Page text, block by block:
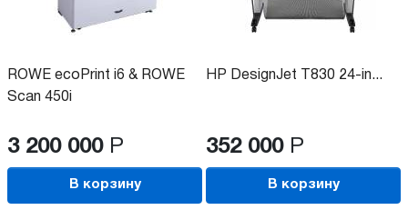
ROWE ecoPrint i6 & ROWE
Scan 450i
3 200 000 Р
В корзину
HP DesignJet T830 24-in...
352 000 Р
В корзину